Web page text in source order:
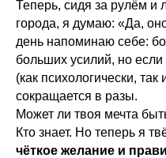
Теперь, сидя за рулём и
города, я думаю: «Да,
день напоминаю себе:
больших усилий, но
(как психологически,
сокращается в разы.
Может ли твоя мечта
Кто знает. Но теперь я
чёткое желание и